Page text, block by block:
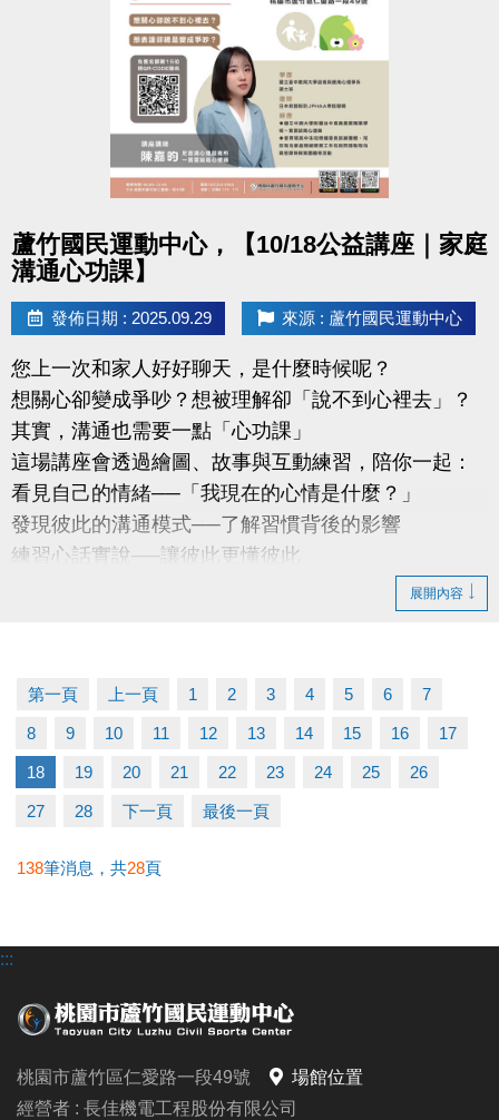
蘆竹國民運動中心，【10/18公益講座｜家庭
溝通心功課】
發佈日期 : 2025.09.29 來源 : 蘆竹國民運動中心
您上一次和家人好好聊天，是什麼時候呢？
想關心卻變成爭吵？想被理解卻「說不到心裡去」？
其實，溝通也需要一點「心功課」
這場講座會透過繪圖、故事與互動練習，陪你一起：
看見自己的情緒──「我現在的心情是什麼？」
發現彼此的溝通模式──了解習慣背後的影響
練習心話實說──讓彼此更懂彼此
講師：陳嘉昀｜尼思湖心理諮商所 — 實習諮商心理師
（桃園市蘆竹區仁愛路一段49號）
公益免費講座
限額 15 位！ 掃描 QR Code 或連結填表報名，馬上卡
位！
https://forms.gle/Fqt1ufVS6ns7nS3B8
展開內容
第一頁 上一頁 1 2 3 4 5 6 7
8 9 10 11 12 13 14 15 16 17
18 19 20 21 22 23 24 25 26
27 28 下一頁 最後一頁
138筆消息，共28頁
:::
桃園市蘆竹區仁愛路一段49號
場館位置
經營者 : 長佳機電工程股份有限公司